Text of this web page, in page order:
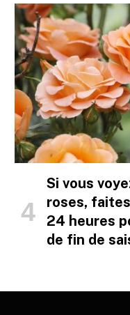
Si vous
roses,
24 heures
de fin de